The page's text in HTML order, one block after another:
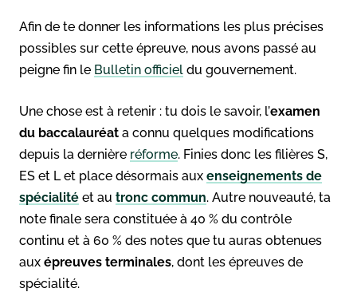
Afin de te donner les informations les plus précises
possibles sur cette épreuve, nous avons passé au
peigne fin le Bulletin officiel du gouvernement.
Une chose est à retenir : tu dois le savoir, l’examen
du baccalauréat a connu quelques modifications
depuis la dernière réforme. Finies donc les filières S,
ES et L et place désormais aux enseignements de
spécialité et au tronc commun. Autre nouveauté, ta
note finale sera constituée à 40 % du contrôle
continu et à 60 % des notes que tu auras obtenues
aux épreuves terminales, dont les épreuves de
spécialité.